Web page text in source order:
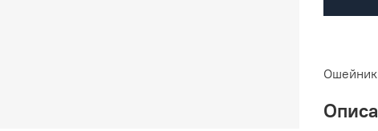
Ошейник